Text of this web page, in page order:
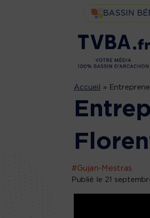
BASSIN
Accueil »
#Gujan-Mestras
Publié le 21